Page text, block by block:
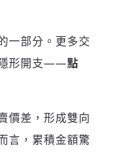
一部分。更多交
隱形開支——點
價差，形成雙向
言，累積金額驚